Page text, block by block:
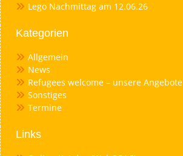
Lego Nachmittag am 12.06.26
Kategorien
Allgemein
News
Refugees welcome – unsere Angebote
Sonstiges
Termine
Links